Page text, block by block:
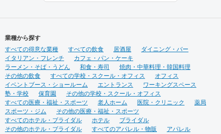
ト・マーケティング調査 ③資
金調達サポート ④美容業界専
門のデザイン提案 ⑤自社施工
⑥ブランディングのための販
促ツール ⑦お客様により沿っ
たアフターフォロー まずはご
相談やお話だけでも構いませ
ん。 お気軽にお問合せくださ
いませ！
業種から探す
すべての得意な業種
すべての飲食 居酒屋
ダイニング・バー
イタリアン・フレンチ
カフェ・パン・ケーキ
ラーメン・そば・うどん
和食・寿司
焼肉・中華料理・韓国料理
その他の飲食
すべての学校・スクール・オフィス
オフィス
イベントブース・ショールーム
エントランス
ワーキングスペース
塾・学校
保育園
その他の学校・スクール・オフィス
すべての医療・福祉・スポーツ
老人ホーム 医院・クリニック
薬局
スポーツ・ジム
その他の医療・福祉・スポーツ
すべてのホテル・ブライダル
ホテル
ブライダル
その他のホテル・ブライダル
すべてのアパレル・物販
アパレル